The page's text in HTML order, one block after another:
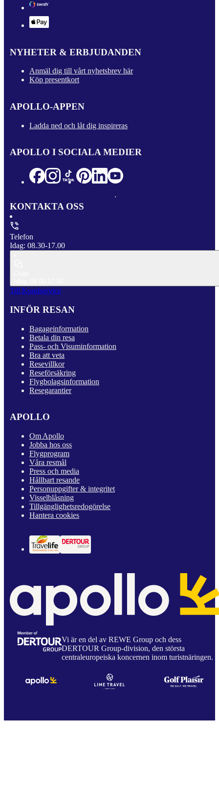
NYHETER & ERBJUDANDEN
Anmäl dig till vårt nyhetsbrev här
Köp presentkort
APOLLO-APPEN
Ladda ned och låt dig inspireras
APOLLO I SOCIALA MEDIER
KONTAKTA OSS
Telefon
Idag: 08.30-17.00
Till Kundservice
INFÖR RESAN
Bagageinformation
Betala din resa
Pass- och Visuminformation
Bra att veta
Resevillkor
Reseförsäkring
Flygbolagsinformation
Resegarantier
APOLLO
Om Apollo
Jobba hos oss
Flygprogram
Våra resmål
Press och media
Hållbart resande
Personuppgifter & integritet
Visselblåsning
Tillgänglighetsredogörelse
Hantera cookies
Vi är en del av REWE Group och dess
DERTOUR Group-division, den största
centraleuropeiska koncernen inom turistnäringen.